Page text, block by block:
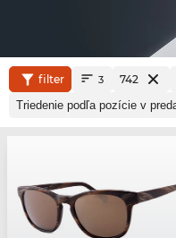
filter 3 742